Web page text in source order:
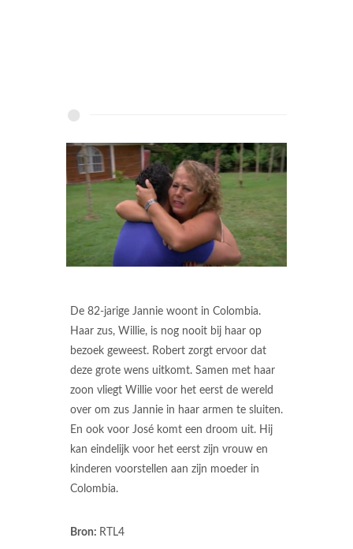
De 82-jarige Jannie woont in Colombia.
Haar zus, Willie, is nog nooit bij haar op
bezoek geweest. Robert zorgt ervoor dat
deze grote wens uitkomt. Samen met haar
zoon vliegt Willie voor het eerst de wereld
over om zus Jannie in haar armen te sluiten.
En ook voor José komt een droom uit. Hij
kan eindelijk voor het eerst zijn vrouw en
kinderen voorstellen aan zijn moeder in
Colombia.
Bron: RTL4